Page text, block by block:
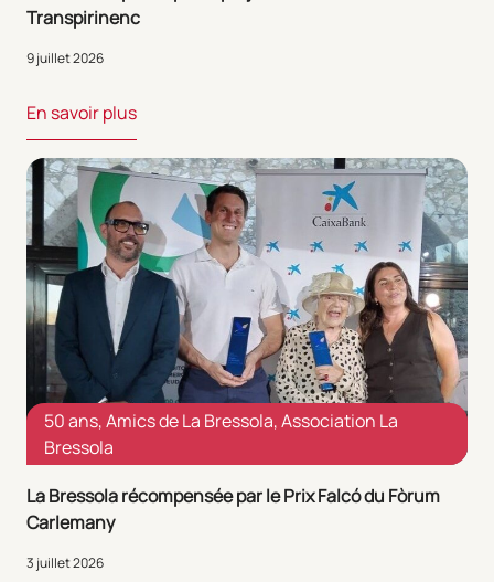
Transpirinenc
9 juillet 2026
En savoir plus
50 ans,Amics de La Bressola,Association La
Bressola
La Bressola récompensée par le Prix Falcó du Fòrum
Carlemany
3 juillet 2026